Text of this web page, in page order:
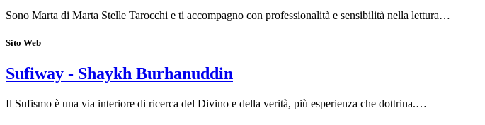
Sono Marta di Marta Stelle Tarocchi e ti accompagno con professionalità e sensibilità nella lettura…
Sito Web
Sufiway - Shaykh Burhanuddin
Il Sufismo è una via interiore di ricerca del Divino e della verità, più esperienza che dottrina.…